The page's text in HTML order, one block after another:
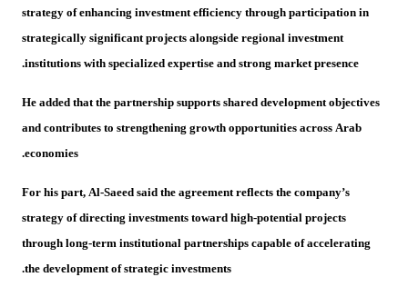
strategy of enhancing investment efficiency through participation in
strategically significant projects alongside regional investment
institutions with specialized expertise and strong market presence.
He added that the partnership supports shared development objectives
and contributes to strengthening growth opportunities across Arab
economies.
For his part, Al-Saeed said the agreement reflects the company’s
strategy of directing investments toward high-potential projects
through long-term institutional partnerships capable of accelerating
the development of strategic investments.